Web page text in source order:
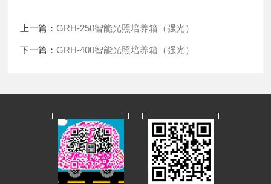
上一篇：GRH-250智能光照培养箱（强光）
下一篇：GRH-400智能光照培养箱（强光）